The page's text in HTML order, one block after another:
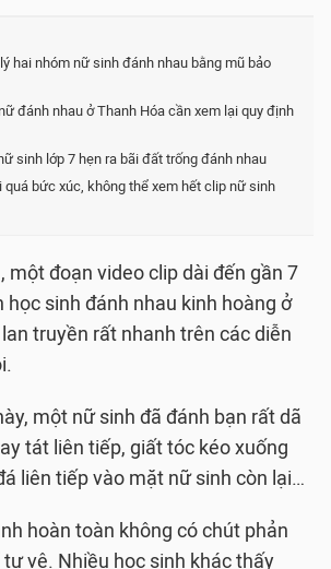
hai nhóm nữ sinh đánh nhau bằng mũ bảo
đánh nhau ở Thanh Hóa cần xem lại quy định
sinh lớp 7 hẹn ra bãi đất trống đánh nhau
quá bức xúc, không thể xem hết clip nữ sinh
một đoạn video clip dài đến gần 7
học sinh đánh nhau kinh hoàng ở
truyền rất nhanh trên các diễn
một nữ sinh đã đánh bạn rất dã
tát liên tiếp, giất tóc kéo xuống
liên tiếp vào mặt nữ sinh còn lại…
hoàn toàn không có chút phản
tự vệ. Nhiều học sinh khác thấy